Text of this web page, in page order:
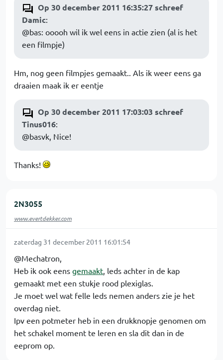
Op 30 december 2011 16:35:27 schreef
Damic:
@bas: ooooh wil ik wel eens in actie zien (al is het
een filmpje)
Hm, nog geen filmpjes gemaakt.. Als ik weer eens ga
draaien maak ik er eentje
Op 30 december 2011 17:03:03 schreef
Tinus016:
@basvk, Nice!
Thanks!
2N3055
www.evertdekker.com
zaterdag 31 december 2011 16:01:54
@Mechatron,
Heb ik ook eens gemaakt, leds achter in de kap
gemaakt met een stukje rood plexiglas.
Je moet wel wat felle leds nemen anders zie je het
overdag niet.
Ipv een potmeter heb in een drukknopje genomen om
het schakel moment te leren en sla dit dan in de
eeprom op.